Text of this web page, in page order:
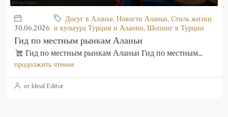
30.06.2026
Досуг в Аланье, Новости Аланьи, Стиль жизни
и культура Турции и Алании, Шопинг в Турции
Гид по местным рынкам Аланьи
Гид по местным рынкам Аланьи Гид по местным...
продолжить чтение
от Ideal Editor